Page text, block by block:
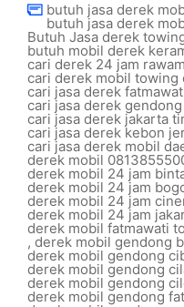
butuh jasa derek
butuh jasa derek
Butuh Jasa derek
butuh mobil derek
cari derek 24 jam
cari derek mobil towing
cari jasa derek
cari jasa derek
cari jasa derek jakarta
cari jasa derek kebon
cari jasa derek mobil
derek mobil
derek mobil 24 jam
derek mobil 24 jam
derek mobil 24 jam
derek mobil 24 jam
derek mobil fatmawati
, derek mobil gendong
derek mobil gendong
derek mobil gendong
derek mobil gendong
derek mobil gendong